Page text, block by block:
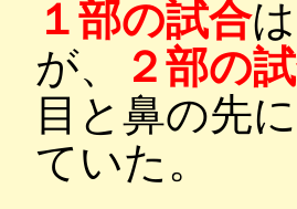
１部の試合
が、
２部の
目と鼻の先
ていた。